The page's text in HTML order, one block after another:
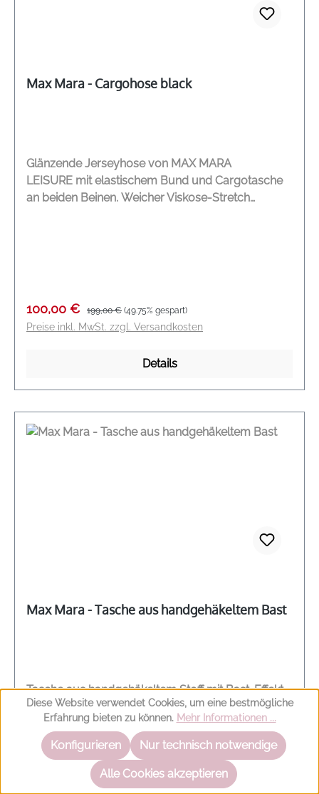
Max Mara - Cargohose black
Glänzende Jerseyhose von MAX MARA
LEISURE mit elastischem Bund und Cargotasche
an beiden Beinen. Weicher Viskose-Stretch
Verkaufspreis:
100,00 € Regulärer Preis:
199,00 € (49.75% gespart)
Preise inkl. MwSt. zzgl. Versandkosten
Details
Max Mara - Tasche aus handgehäkeltem Bast
Tasche aus handgehäkeltem Stoff mit Bast-Effekt
von MAX MARA. Handgehäkelt Abgerundete Form
Offen und ungefüttert Doppelgriff und
Lederriemen mit Druckknopf Modelname:
Basketmarinem Maße: (B x H x T): ca. 37 cm x 32
cm x 24 cm Farbe: schwarz Material: 100 % Viskose
Diese Website verwendet Cookies, um eine bestmögliche
Erfahrung bieten zu können. Mehr Informationen ...
Nur technisch notwendige
Konfigurieren
Alle Cookies akzeptieren